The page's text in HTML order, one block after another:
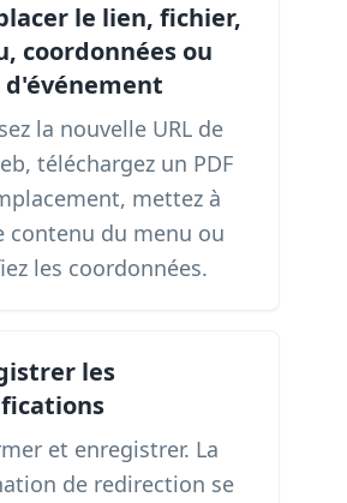
le lien, fichier,
coordonnées ou
d'événement
la nouvelle URL de
téléchargez un PDF
mettez à
contenu du menu ou
les coordonnées.
les
et enregistrer. La
de redirection se